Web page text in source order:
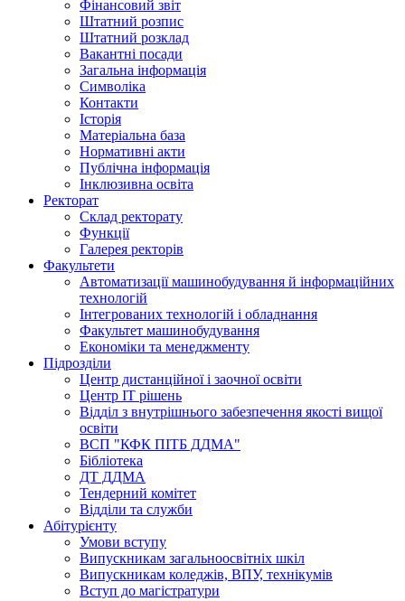
Фінансовий звіт
Штатний розпис
Штатний розклад
Вакантні посади
Загальна інформація
Символіка
Контакти
Історія
Матеріальна база
Нормативні акти
Публічна інформація
Інклюзивна освіта
Ректорат
Склад ректорату
Функції
Галерея ректорів
Факультети
Автоматизації машинобудування й інформаційних
технологій
Інтегрованих технологій і обладнання
Факультет машинобудування
Економіки та менеджменту
Підрозділи
Центр дистанційної і заочної освіти
Центр ІТ рішень
Відділ з внутрішнього забезпечення якості вищої
освіти
ВСП "КФК ПІТБ ДДМА"
Бібліотека
ДТ ДДМА
Тендерний комітет
Відділи та служби
Абітурієнту
Умови вступу
Випускникам загальноосвітніх шкіл
Випускникам коледжів, ВПУ, технікумів
Вступ до магістратури